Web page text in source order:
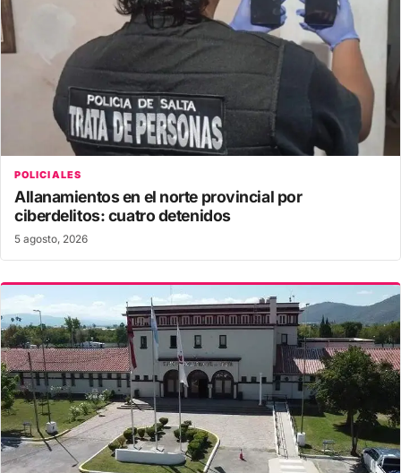
POLICIALES
Allanamientos en el norte provincial por
ciberdelitos: cuatro detenidos
5 agosto, 2026